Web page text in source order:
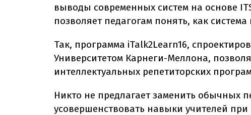
выводы современных систем на основе
позволяет педагогам понять, как
Так, программа iTalk2Learn16,
Университетом Карнеги-Меллона,
интеллектуальных репетиторских
Никто не предлагает заменить обычных
усовершенствовать навыки учителей